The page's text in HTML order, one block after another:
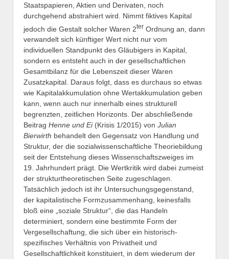
Staatspapieren, Aktien und Derivaten, noch
durchgehend abstrahiert wird. Nimmt fiktives Kapital
jedoch die Gestalt solcher Waren 2ter Ordnung an, dann
verwandelt sich künftiger Wert nicht nur vom
individuellen Standpunkt des Gläubigers in Kapital,
sondern es entsteht auch in der gesellschaftlichen
Gesamtbilanz für die Lebenszeit dieser Waren
Zusatzkapital. Daraus folgt, dass es durchaus so etwas
wie Kapitalakkumulation ohne Wertakkumulation geben
kann, wenn auch nur innerhalb eines strukturell
begrenzten, zeitlichen Horizonts. Der abschließende
Beitrag Henne und Ei(Krisis 1/2015) von Julian
Bierwirth behandelt den Gegensatz von Handlung und
Struktur, der die sozialwissenschaftliche Theoriebildung
seit der Entstehung dieses Wissenschaftszweiges im
19. Jahrhundert prägt. Die Wertkritik wird dabei zumeist
der strukturtheoretischen Seite zugeschlagen.
Tatsächlich jedoch ist ihr Untersuchungsgegenstand,
der kapitalistische Formzusammenhang, keinesfalls
bloß eine „soziale Struktur“, die das Handeln
determiniert, sondern eine bestimmte Form der
Vergesellschaftung, die sich über ein historisch-
spezifisches Verhältnis von Privatheit und
Gesellschaftlichkeit konstituiert, in dem wiederum der